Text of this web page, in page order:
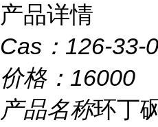
产品详情
Cas： 126-33-0
价格： 16000
产品名称环丁